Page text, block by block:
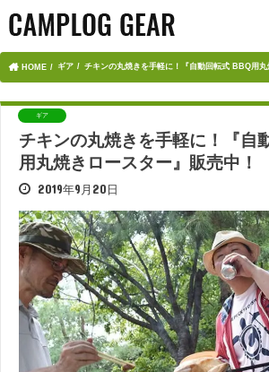
HOME ギア チキンの丸焼きを手軽に！『自動回転式 BBQ用丸
ギア
チキンの丸焼きを手軽に！『自
用丸焼きロースター』販売中！
2019年9月20日